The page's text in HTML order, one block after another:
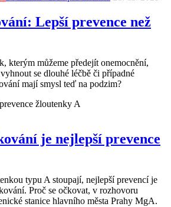
Lepší prevence než
kterým můžeme předejít onemocnění,
se dlouhé léčbě či případné
mají smysl teď na podzim?
je nejlepší prevence
typu A stoupají, nejlepší prevencí je
Proč se očkovat, v rozhovoru
stanice hlavního města Prahy MgA.